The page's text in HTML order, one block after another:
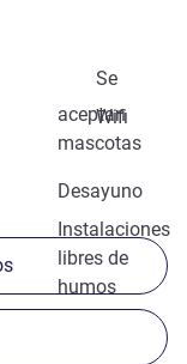
Se
aceptan
mascotas
Wifi
Desayuno
Instalaciones
libres de
humos